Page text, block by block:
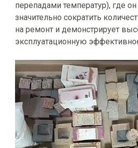
перепадами температур), где
значительно сократить
на ремонт и демонстрирует
эксплуатационную